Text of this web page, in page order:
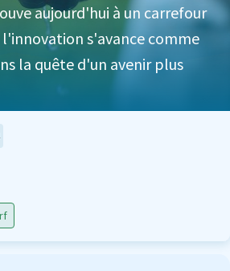
aujourd'hui à un carrefour
s'avance comme
la quête d'un avenir plus